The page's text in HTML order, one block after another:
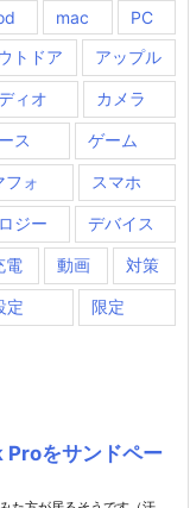
mac
PC
トドア アップル
ィオ カメラ
ス ゲーム
フォ スマホ
ジー デバイス
電 動画 対策
定 限定